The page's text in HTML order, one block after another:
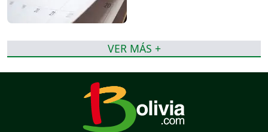
VER MÁS +